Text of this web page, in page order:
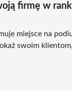
firmę w
miejsce na
swoim